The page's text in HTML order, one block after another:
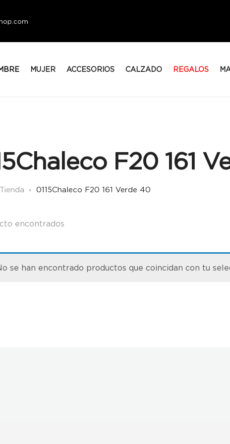
MUJER ACCESORIOS CALZADO REGALOS
F20 161
Tienda 0115Chaleco F20 161 Verde 40
encontrados
se han encontrado productos que coincidan con tu